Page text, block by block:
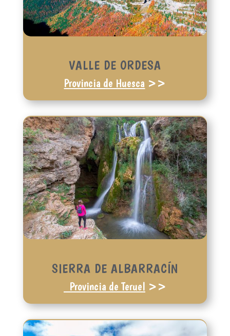
VALLE DE ORDESA
Provincia de Huesca >>
SIERRA DE ALBARRACÍN
Provincia de Teruel >>